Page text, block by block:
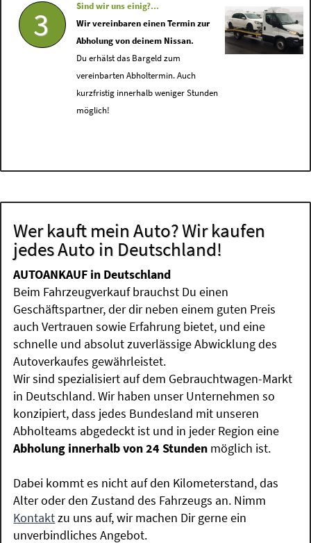
3
Sind wir uns einig?...
Wir vereinbaren einen Termin zur
Abholung von deinem Nissan.
Du erhälst das Bargeld zum
vereinbarten Abholtermin. Auch
kurzfristig innerhalb weniger Stunden
möglich!
Wer kauft mein Auto? Wir kaufen
jedes Auto in Deutschland!
AUTOANKAUF in Deutschland
Beim Fahrzeugverkauf brauchst Du einen
Geschäftspartner, der dir neben einem guten Preis
auch Vertrauen sowie Erfahrung bietet, und eine
schnelle und absolut zuverlässige Abwicklung des
Autoverkaufes gewährleistet.
Wir sind spezialisiert auf dem Gebrauchtwagen-Markt
in Deutschland. Wir haben unser Unternehmen so
konzipiert, dass jedes Bundesland mit unseren
Abholteams abgedeckt ist und in jeder Region eine
Abholung innerhalb von 24 Stunden möglich ist.
Dabei kommt es nicht auf den Kilometerstand, das
Alter oder den Zustand des Fahrzeugs an. Nimm
Kontaktzu uns auf, wir machen Dir gerne ein
unverbindliches Angebot.